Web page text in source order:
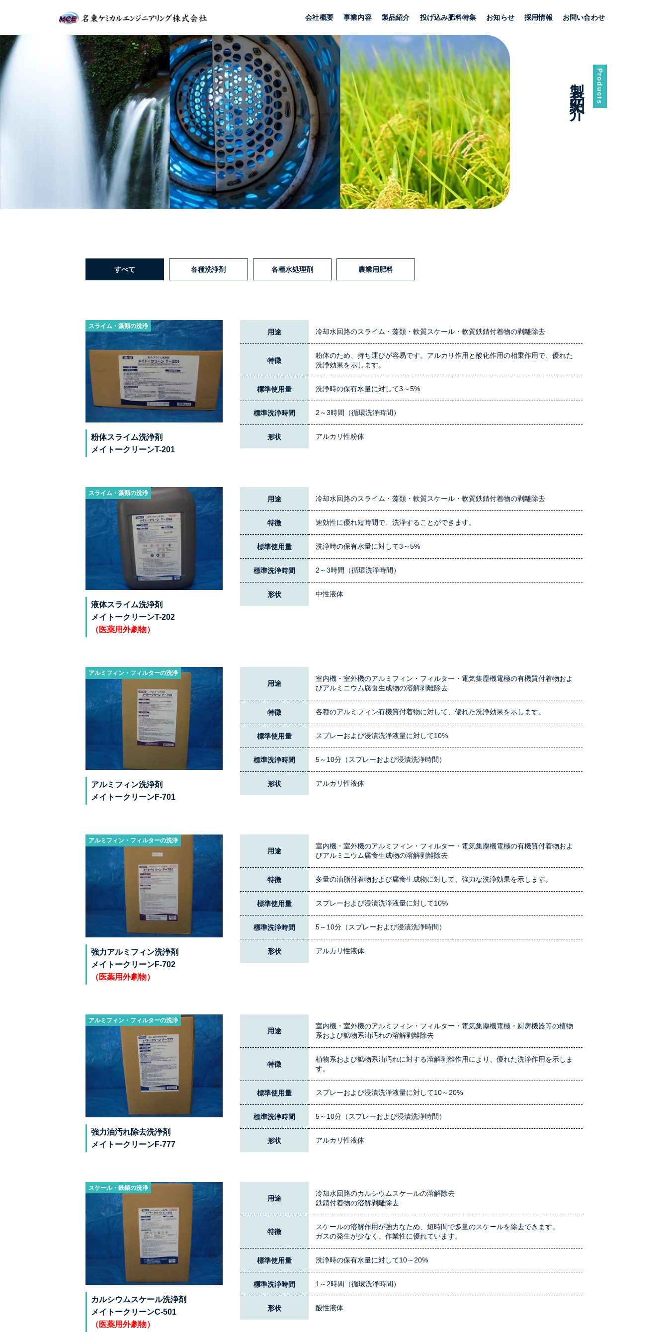
会社概要 事業内容 製品紹介 投げ込み肥料特集 お知らせ 採用情報 お問い合わせ
Products
製品紹介
すべて 各種洗浄剤 各種水処理剤 農業用肥料
スライム・藻類の洗浄
粉体スライム洗浄剤
メイトークリーンT-201
用途 冷却水回路のスライム・藻類・軟質スケール・軟質鉄錆付着物の剥離除去
特徴
粉体のため、持ち運びが容易です。アルカリ作用と酸化作用の相乗作用で、優れた
洗浄効果を示します。
標準使用量 洗浄時の保有水量に対して3～5%
標準洗浄時間 2～3時間（循環洗浄時間）
形状 アルカリ性粉体
スライム・藻類の洗浄
液体スライム洗浄剤
メイトークリーンT-202
（医薬用外劇物）
用途 冷却水回路のスライム・藻類・軟質スケール・軟質鉄錆付着物の剥離除去
特徴 速効性に優れ短時間で、洗浄することができます。
標準使用量 洗浄時の保有水量に対して3～5%
標準洗浄時間 2～3時間（循環洗浄時間）
形状 中性液体
アルミフィン・フィルターの洗浄
アルミフィン洗浄剤
メイトークリーンF-701
用途
室内機・室外機のアルミフィン・フィルター・電気集塵機電極の有機質付着物およ
びアルミニウム腐食生成物の溶解剥離除去
特徴 各種のアルミフィン有機質付着物に対して、優れた洗浄効果を示します。
標準使用量 スプレーおよび浸漬洗浄液量に対して10%
標準洗浄時間 5～10分（スプレーおよび浸漬洗浄時間）
形状 アルカリ性液体
アルミフィン・フィルターの洗浄
強力アルミフィン洗浄剤
メイトークリーンF-702
（医薬用外劇物）
用途
室内機・室外機のアルミフィン・フィルター・電気集塵機電極の有機質付着物およ
びアルミニウム腐食生成物の溶解剥離除去
特徴 多量の油脂付着物および腐食生成物に対して、強力な洗浄効果を示します。
標準使用量 スプレーおよび浸漬洗浄液量に対して10%
標準洗浄時間 5～10分（スプレーおよび浸漬洗浄時間）
形状 アルカリ性液体
アルミフィン・フィルターの洗浄
強力油汚れ除去洗浄剤
メイトークリーンF-777
用途
室内機・室外機のアルミフィン・フィルター・電気集塵機電極・厨房機器等の植物
系および鉱物系油汚れの溶解剥離除去
特徴
植物系および鉱物系油汚れに対する溶解剥離作用により、優れた洗浄作用を示しま
す。
標準使用量 スプレーおよび浸漬洗浄液量に対して10～20%
標準洗浄時間 5～10分（スプレーおよび浸漬洗浄時間）
形状 アルカリ性液体
スケール・鉄錆の洗浄
カルシウムスケール洗浄剤
メイトークリーンC-501
（医薬用外劇物）
用途
冷却水回路のカルシウムスケールの溶解除去
鉄錆付着物の溶解剥離除去
特徴
スケールの溶解作用が強力なため、短時間で多量のスケールを除去できます。
ガスの発生が少なく、作業性に優れています。
標準使用量 洗浄時の保有水量に対して10～20%
標準洗浄時間 1～2時間（循環洗浄時間）
形状 酸性液体